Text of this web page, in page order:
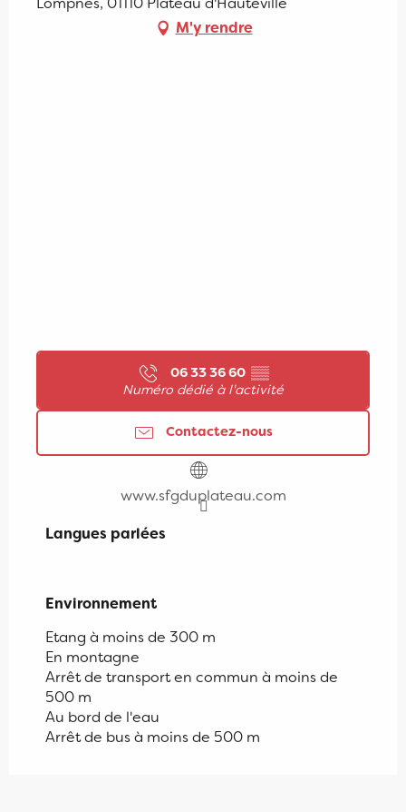
M'y rendre
06 33 36 60 ▒▒
Numéro dédié à l'activité
Contactez-nous
www.sfgduplateau.com
Langues parlées
Langues parlées
Environnement
Environnement
Etang à moins de 300 m
En montagne
Arrêt de transport en commun à moins de
500 m
Au bord de l'eau
Arrêt de bus à moins de 500 m